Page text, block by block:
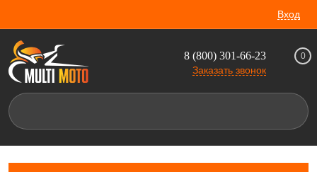
Вход
8 (800) 301-66-23
Заказать звонок
0